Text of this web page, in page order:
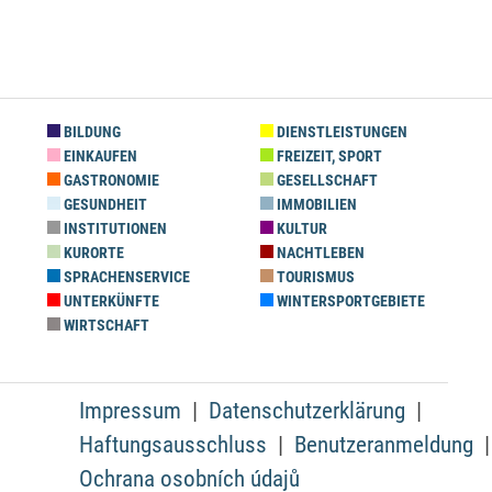
BILDUNG
DIENSTLEISTUNGEN
EINKAUFEN
FREIZEIT, SPORT
GASTRONOMIE
GESELLSCHAFT
GESUNDHEIT
IMMOBILIEN
INSTITUTIONEN
KULTUR
KURORTE
NACHTLEBEN
SPRACHENSERVICE
TOURISMUS
UNTERKÜNFTE
WINTERSPORTGEBIETE
WIRTSCHAFT
Impressum
Datenschutzerklärung
Haftungsausschluss
Benutzeranmeldung
Ochrana osobních údajů